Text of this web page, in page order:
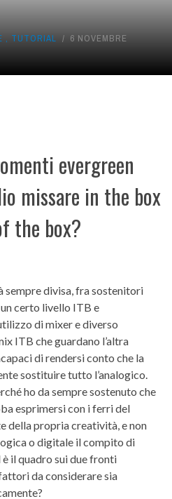
, TUTORIAL
6 NOVEMBRE
evergreen
missare in the box
the box?
sempre divisa, fra sostenitori
certo livello ITB e
di mixer e diverso
ITB che guardano l’altra
di rendersi conto che la
sostituire tutto l’analogico.
ho da sempre sostenuto che
esprimersi con i ferri del
della propria creatività, e non
o digitale il compito di
il quadro sui due fronti
da considerare sia